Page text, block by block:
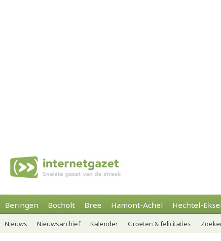
Beringen Bocholt Bree Hamont-Achel Hechtel-
Nieuws Nieuwsarchief Kalender Groeten & felicitaties